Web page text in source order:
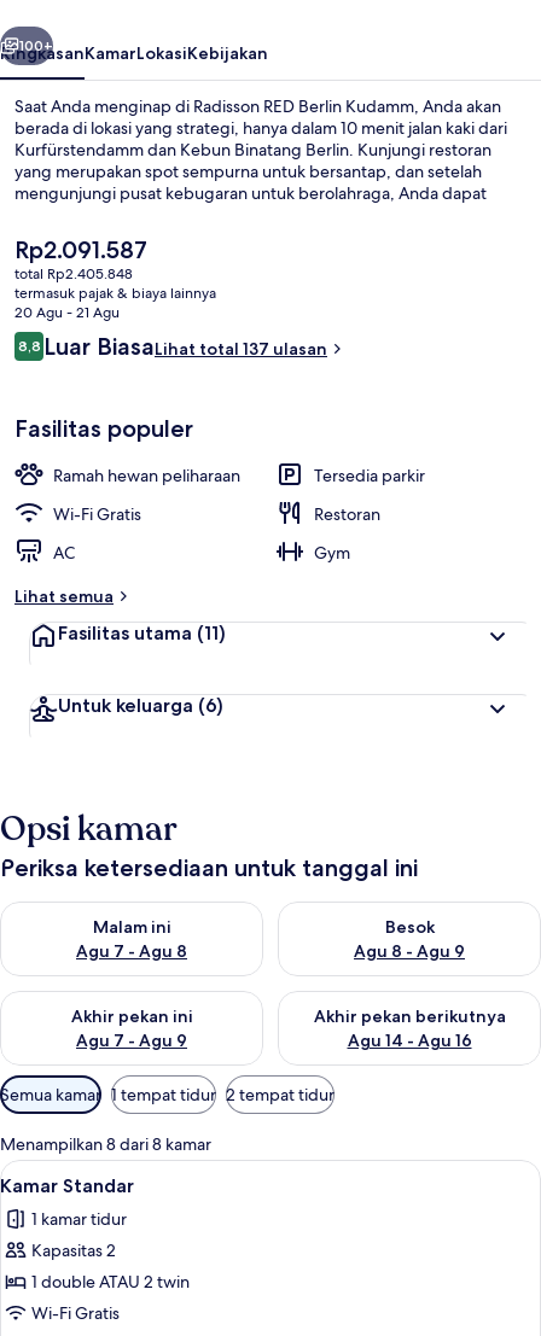
Berikutnya
100+
RingkasanKamarLokasiKebijakan
Saat Anda menginap di Radisson RED Berlin Kudamm, Anda akan
berada di lokasi yang strategi, hanya dalam 10 menit jalan kaki dari
Kurfürstendamm dan Kebun Binatang Berlin. Kunjungi restoran
yang merupakan spot sempurna untuk bersantap, dan setelah
mengunjungi pusat kebugaran untuk berolahraga, Anda dapat
seperti Potsdamer Platz dan Gerbang Brandenburg juga dapat
dicapai dengan berkendara singkat dari hotel Gaya Art Deco. Para
traveler terkesan dengan staf. Properti ini berada dekat dengan
transportasi umum: U-Bahn Kurfurstendamm berjarak 3 menit dan
U-Bahn Augsburger Strasse berjarak 6 menit.
Harga
saat
ini
Rp2.091.587
Rp2.091.587
total Rp2.405.848
termasuk pajak & biaya lainnya
20 Agu - 21 Agu
Ulasan
8,88,8 dari 10
Luar BiasaLihat total 137 ulasan
Fasilitas populer
Ramah hewan peliharaan
Tersedia parkir
Wi-Fi Gratis
Restoran
AC
Gym
Lihat semua
Fasilitas utama (11)
Untuk keluarga (6)
Opsi kamar
Periksa ketersediaan untuk tanggal ini
Malam ini
Agu 7 - Agu 8
Periksa ketersediaan untuk malam ini Agu 7 - Agu 8
Besok
Agu 8 - Agu 9
Periksa ketersediaan untuk
Akhir pekan ini
Agu 7 - Agu 9
Periksa ketersediaan untuk akhir pekan ini Agu 7 - Agu 9
Akhir pekan berikutnya
Agu 14 - Agu 16
Periksa ketersediaan untuk
Filter
tersedia
untuk
kamar
Semua kamar 1 tempat tidur 2 tempat tidur
Menampilkan 8 dari 8 kamar
Lihat
semua
foto
untuk
Kamar
Standar
Kamar Standar | Seprai antialergi,
18
Kamar Standar
1 kamar tidur
Kapasitas 2
1 double ATAU 2 twin
Wi-Fi Gratis